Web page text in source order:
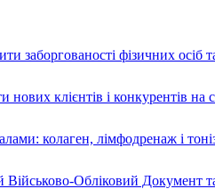
заборгованості фізичних осіб
нових клієнтів і конкурентів
колаген, лімфодренаж і
Обліковий Документ